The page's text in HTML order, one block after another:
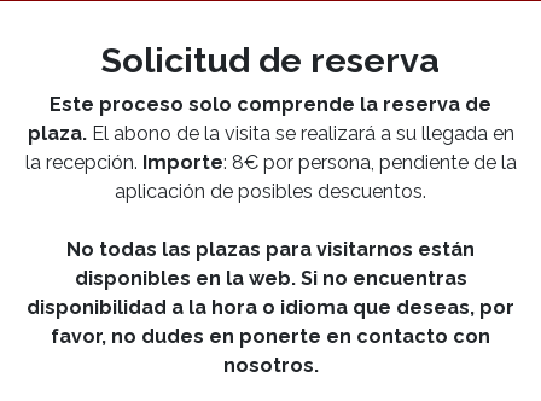
Solicitud de reserva
Este proceso solo comprende la reserva de
plaza.El abono de la visita se realizará a su llegada en
la recepción. Importe: 8€ por persona, pendiente de la
aplicación de posibles descuentos.
No todas las plazas para visitarnos están
disponibles en la web. Si no encuentras
disponibilidad a la hora o idioma que deseas, por
favor, no dudes en ponerte en contacto con
nosotros.